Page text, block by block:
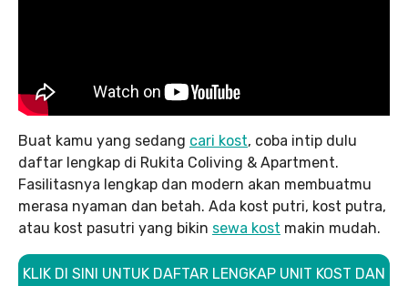
Buat kamu yang sedang cari kost, coba intip dulu
daftar lengkap di Rukita Coliving & Apartment.
Fasilitasnya lengkap dan modern akan membuatmu
merasa nyaman dan betah. Ada kost putri, kost putra,
atau kost pasutri yang bikin sewa kost makin mudah.
KLIK DI SINI UNTUK DAFTAR LENGKAP UNIT KOST DAN